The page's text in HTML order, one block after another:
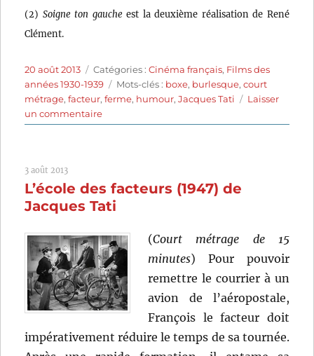
(2) Soigne ton gaucheest la deuxième réalisation de René
Clément.
Publié
le
20 août 2013 Catégories
Catégories :Cinéma français, Films des
années 1930-1939
Étiquettes
Mots-clés : boxe, burlesque,court
métrage,facteur,ferme, humour,Jacques Tati
Laisser
un commentairesur
Soigne
de
René
3 août 2013
L’école des facteurs (1947) de
Jacques Tati
(Court métrage de 15
minutes) Pour pouvoir
remettre le courrier à un
avion de l’aéropostale,
François le facteur doit
impérativement réduire le temps de sa tournée.